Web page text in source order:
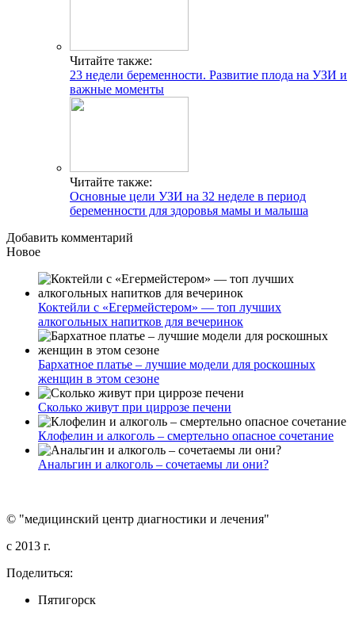
Читайте также:
23 недели беременности. Развитие плода на УЗИ и
важные моменты
Читайте также:
Основные цели УЗИ на 32 неделе в период
беременности для здоровья мамы и малыша
Добавить комментарий
Новое
Коктейли с «Егермейстером» — топ лучших
алкогольных напитков для вечеринок
Бархатное платье – лучшие модели для роскошных
женщин в этом сезоне
Сколько живут при циррозе печени
Клофелин и алкоголь – смертельно опасное сочетание
Анальгин и алкоголь – сочетаемы ли они?
© "медицинский центр диагностики и лечения"
c 2013 г.
Поделиться:
Пятигорск